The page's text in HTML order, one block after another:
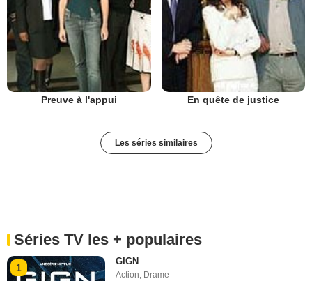
Preuve à l'appui En quête de justice
Les séries similaires
Séries TV les + populaires
1
GIGN
Action, Drame